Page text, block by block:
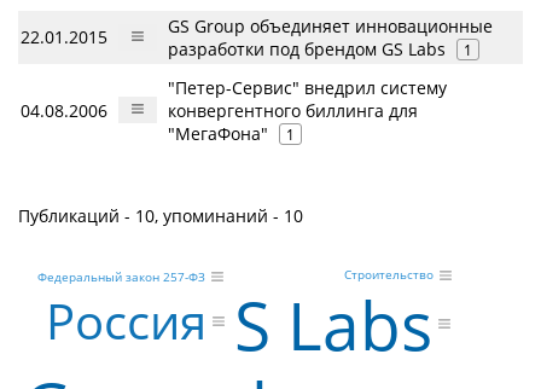
22.01.2015
GS Group объединяет инновационные
разработки под брендом GS Labs
1
04.08.2006
"Петер-Сервис" внедрил систему
конвергентного биллинга для
"МегаФона"
1
Публикаций - 10, упоминаний - 10
S Labs
Россия
Федеральный закон 257-ФЗ Строительство